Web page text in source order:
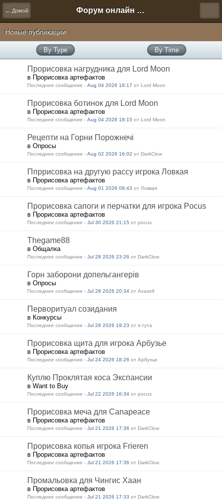
← Домой Форум онлайн игры "Новая Эра" (Нюра Биз)
Новые публикации
By Type By Time
Прорисовка нагрудника для Lord Moon
в Прорисовка артефактов
Последнее сообщение - Aug 04 2026 18:17 от Lord Moon
Прорисовка ботинок для Lord Moon
в Прорисовка артефактов
Последнее сообщение - Aug 04 2026 18:15 от Lord Moon
Рецепти на Горни Порожнечі
в Опросы
Последнее сообщение - Aug 02 2026 16:02 от DarkClow
Ппррисовка на другую рассу игрока Ловкая
в Прорисовка артефактов
Последнее сообщение - Aug 01 2026 09:43 от Ловкая
Прорисовка сапоги и перчатки для игрока Pocus
в Прорисовка артефактов
Последнее сообщение - Jul 30 2026 21:15 от pocus
Thegame88
в Общалка
Последнее сообщение - Jul 28 2026 23:26 от DarkClow
Горн заборони допельгангерів
в Опросы
Последнее сообщение - Jul 28 2026 20:34 от Azazell
Перворитуал созидания
в Конкурсы
Последнее сообщение - Jul 28 2026 19:23 от я тута
Прорисовка щита для игрока Арбузье
в Прорисовка артефактов
Последнее сообщение - Jul 24 2026 18:26 от Арбузье
Куплю Проклятая коса Экспансии
в Want to Buy
Последнее сообщение - Jul 22 2026 16:34 от pocus
Прорисовка меча для Canapeace
в Прорисовка артефактов
Последнее сообщение - Jul 21 2026 17:36 от DarkClow
Прорисовка копья игрока Frieren
в Прорисовка артефактов
Последнее сообщение - Jul 21 2026 17:36 от DarkClow
Промальовка для Чингис Хаан
в Прорисовка артефактов
Последнее сообщение - Jul 21 2026 17:33 от DarkClow